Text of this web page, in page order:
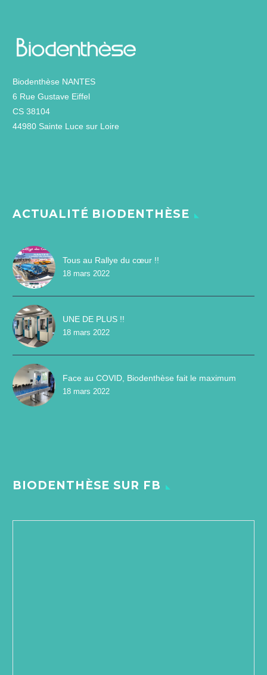
Biodenthèse NANTES
6 Rue Gustave Eiffel
CS 38104
44980 Sainte Luce sur Loire
ACTUALITÉ BIODENTHÈSE
Tous au Rallye du cœur !!
18 mars 2022
UNE DE PLUS !!
18 mars 2022
Face au COVID, Biodenthèse fait le maximum
18 mars 2022
BIODENTHÈSE SUR FB